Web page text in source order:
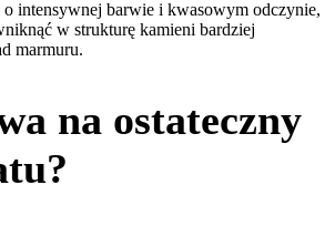
o intensywnej barwie i kwasowym odczynie,
w strukturę kamieni bardziej
marmuru.
na ostateczny